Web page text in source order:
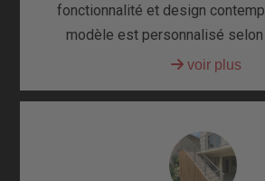
fonctionnalité et design
modèle est personnalisé